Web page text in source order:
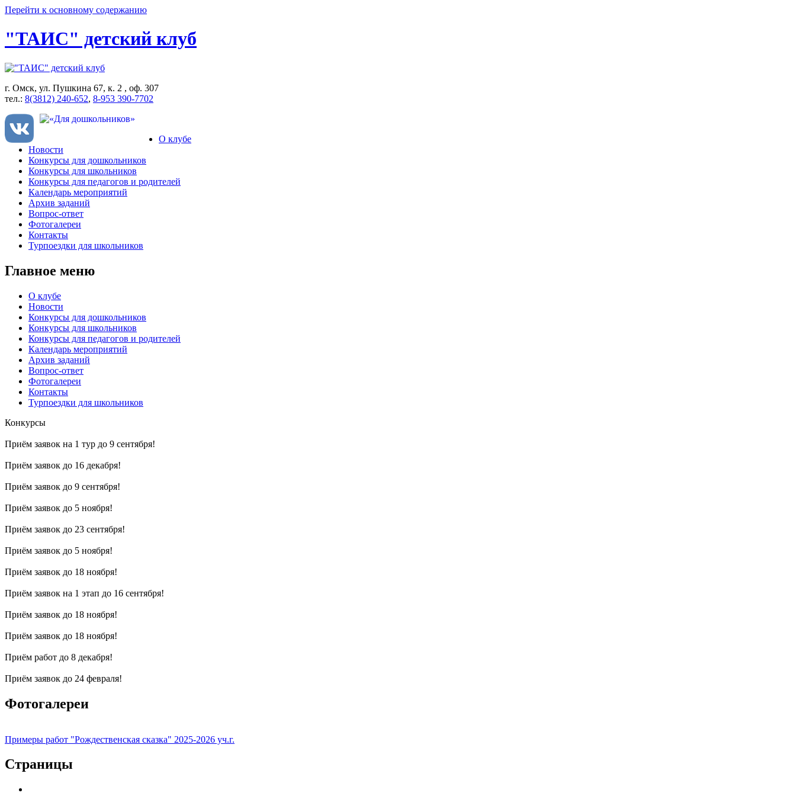
Перейти к основному содержанию
"ТАИС" детский клуб
г. Омск, ул. Пушкина 67, к. 2 , оф. 307
тел.: 8(3812) 240-652, 8-953 390-7702
О клубе
Новости
Конкурсы для дошкольников
Конкурсы для школьников
Конкурсы для педагогов и родителей
Календарь мероприятий
Архив заданий
Вопрос-ответ
Фотогалереи
Контакты
Турпоездки для школьников
Главное меню
О клубе
Новости
Конкурсы для дошкольников
Конкурсы для школьников
Конкурсы для педагогов и родителей
Календарь мероприятий
Архив заданий
Вопрос-ответ
Фотогалереи
Контакты
Турпоездки для школьников
Конкурсы
Приём заявок на 1 тур до 9 сентября!
Приём заявок до 16 декабря!
Приём заявок до 9 сентября!
Приём заявок до 5 ноября!
Приём заявок до 23 сентября!
Приём заявок до 5 ноября!
Приём заявок до 18 ноября!
Приём заявок на 1 этап до 16 сентября!
Приём заявок до 18 ноября!
Приём заявок до 18 ноября!
Приём работ до 8 декабря!
Приём заявок до 24 февраля!
Фотогалереи
Примеры работ "Рождественская сказка" 2025-2026 уч.г.
Страницы